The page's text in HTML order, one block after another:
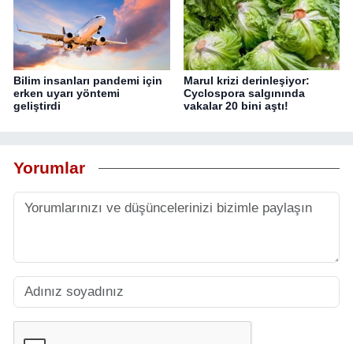
Bilim insanları pandemi için
erken uyarı yöntemi
geliştirdi
Marul krizi derinleşiyor:
Cyclospora salgınında
vakalar 20 bini aştı!
Yorumlar